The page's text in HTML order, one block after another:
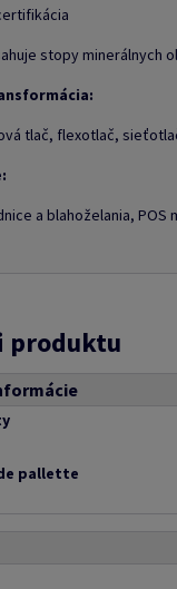
stopy minerálnych
tlač, flexotlač,
a blahoželania, POS
produktu
pallette